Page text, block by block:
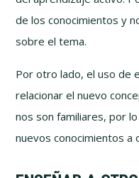
de los conocimientos y
sobre el tema.
Por otro lado, el uso de
relacionar el nuevo
nos son familiares, por
nuevos conocimientos a